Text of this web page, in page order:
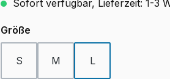
Sofort verfügbar, Lieferzeit: 1-3
Größe
S M L